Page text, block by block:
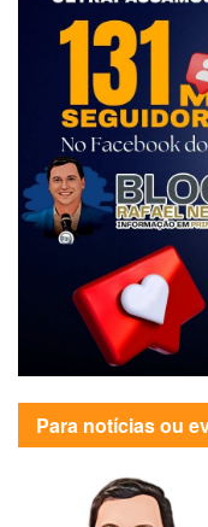
Para notícias ou